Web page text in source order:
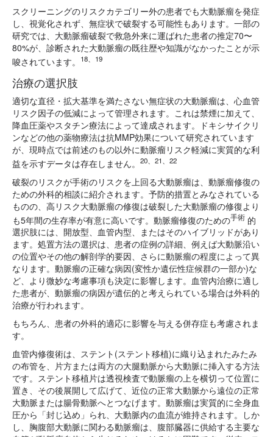
スクリーニングのリスクカテゴリー外の患者でも大動脈瘤を発症
し、視覚化されず、無症状で破裂する可能性もあります。一部の
研究では、大動脈瘤破裂で救急外来に運ばれた患者の推定70〜
80%が、診断された大動脈瘤の既往歴や知識がなかったことが示
唆されています。
18、19
治療の選択肢
適切な直径・拡大基準を満たさない無症状の大動脈瘤は、心血管
リスク因子の低減によって管理されます。これは禁煙に加えて、
降血圧薬やスタチン療法によって達成されます。ドキシサイクリ
ンなどの他の薬物療法は抗MMP効果について研究されています
が、現時点では前述のもの以外に動脈瘤リスク軽減に実質的な利
益を示すデータは存在しません。
20、21、22
破裂のリスクが手術のリスクを上回る大動脈瘤は、動脈瘤修復の
ための外科的相談に紹介されます。予防的措置とみなされている
ものの、高リスク大動脈瘤の修復は破裂した大動脈瘤の修復より
も5年間の生存率が有意に高いです。動脈瘤修復のための手術 的
選択肢には、開放型、血管内型、またはそのハイブリッドがあり
ます。処置方法の選択は、患者の症例の詳細、例えば大動脈沿い
の位置やその他の解剖学的要因、さらに動脈瘤の程度によって異
なります。動脈瘤の正確な病因(変性か遺伝性症候群の一部か)な
ど、より微妙な考慮事項も決定に影響します。血管内治療に適し
た患者が、動脈瘤の病因が遺伝的と考えられている場合は外科的
治療が行われます。
もちろん、患者の外科的適応に影響を与える併存症も考慮されま
す。
血管内修復術は、ステント(ステント移植)に織り込まれたみたみ
の布管を、片方または両方の大腿動脈から大動脈に挿入する方法
です。ステント移植片は透視検査で動脈瘤の上を横切って位置に
置き、その後展開して広げて、近位の正常大動脈から遠位の正常
大動脈または腸骨動脈へとつなげます。動脈瘤は実質的に全身血
圧から「封じ込め」られ、大動脈内の血流が維持されます。しか
し、胸腹部大動脈に関わる動脈瘤は、腹部臓器に供給する主要な